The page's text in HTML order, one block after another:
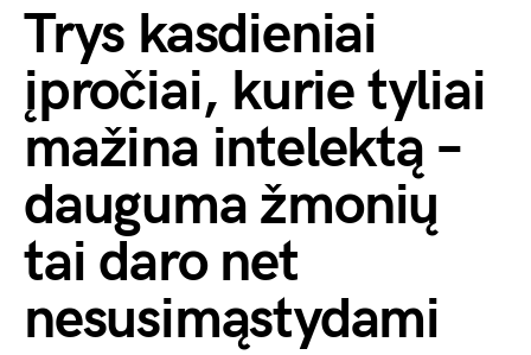
Trys kasdieniai
įpročiai, kurie tyliai
mažina intelektą –
dauguma žmonių
tai daro net
nesusimąstydami